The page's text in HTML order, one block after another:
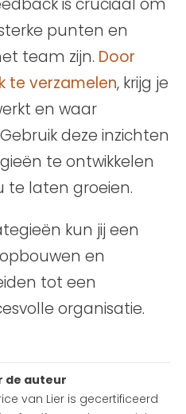
is cruciaal om
punten en
team zijn. Door
te verzamelen, krijg je
en waar
deze inzichten
te ontwikkelen
laten groeien.
kun jij een
en
tot een
organisatie.
de auteur
van Lier is gecertificeerd